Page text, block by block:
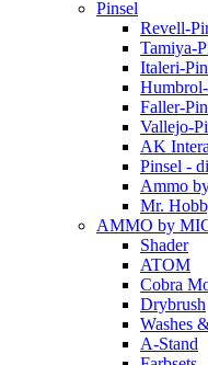
Pinsel
Revell-
Tamiya-
Italeri-
Faller-
Vallejo-
AK
Pinsel -
Ammo
Mr.
AMMO by
Shader
ATOM
Cobra
Drybrush
Washes
A-Stand